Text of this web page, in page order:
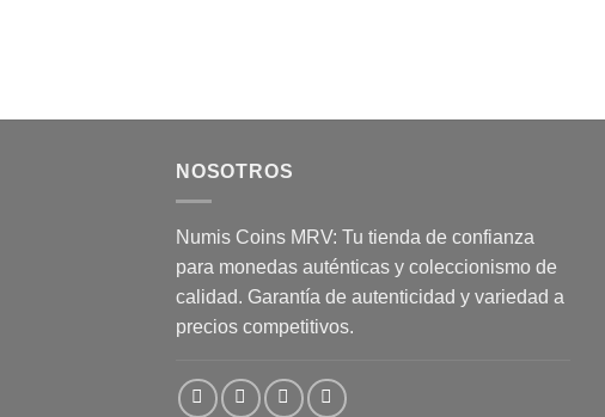
NOSOTROS
Numis Coins MRV: Tu tienda de confianza
para monedas auténticas y coleccionismo de
calidad. Garantía de autenticidad y variedad a
precios competitivos.